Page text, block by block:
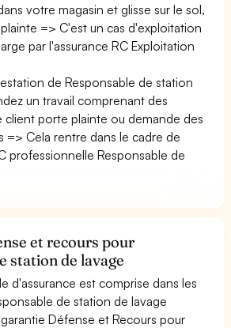
votre magasin et glisse sur le sol,
=> C'est un cas d'exploitation
par l'assurance RC Exploitation
de Responsable de station
un travail comprenant des
porte plainte ou demande des
=> Cela rentre dans le cadre de
professionnelle Responsable de
et recours pour
station de lavage
d'assurance est comprise dans les
de station de lavage
Défense et Recours pour